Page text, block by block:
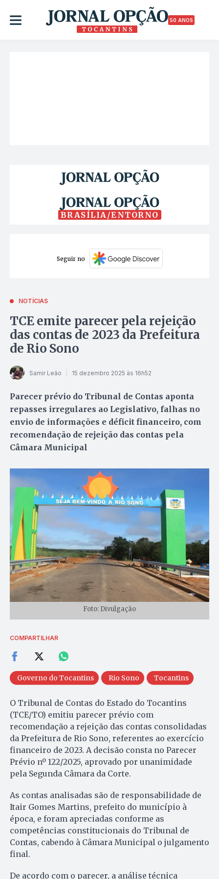
50 ANOS
BRASÍLIA/ENTORNO
Seguir no
NOTÍCIAS
TCE emite parecer pela rejeição
das contas de 2023 da Prefeitura
de Rio Sono
Samir Leão 15 dezembro 2025 às 16h52
Parecer prévio do Tribunal de Contas aponta
repasses irregulares ao Legislativo, falhas no
envio de informações e déficit financeiro, com
recomendação de rejeição das contas pela
Câmara Municipal
Foto: Divulgação
COMPARTILHAR
Governo do Tocantins Rio Sono Tocantins
O Tribunal de Contas do Estado do Tocantins
(TCE/TO) emitiu parecer prévio com
recomendação a rejeição das contas consolidadas
da Prefeitura de Rio Sono, referentes ao exercício
financeiro de 2023. A decisão consta no Parecer
Prévio nº 122/2025, aprovado por unanimidade
pela Segunda Câmara da Corte.
As contas analisadas são de responsabilidade de
Itair Gomes Martins, prefeito do município à
época, e foram apreciadas conforme as
competências constitucionais do Tribunal de
Contas, cabendo à Câmara Municipal o julgamento
final.
De acordo com o parecer, a análise técnica